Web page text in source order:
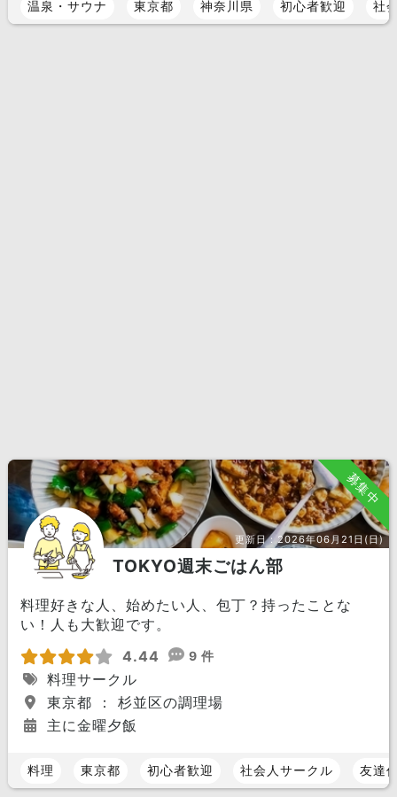
温泉・サウナ 東京都 神奈川県 初心者歓迎 社
募集中
更新日：2026年06月21日(日)
TOKYO週末ごはん部
料理好きな人、始めたい人、包丁？持ったことな
い！人も大歓迎です。
4.44
9 件
料理サークル
東京都 ： 杉並区の調理場
主に金曜夕飯
料理 東京都 初心者歓迎 社会人サークル 友達